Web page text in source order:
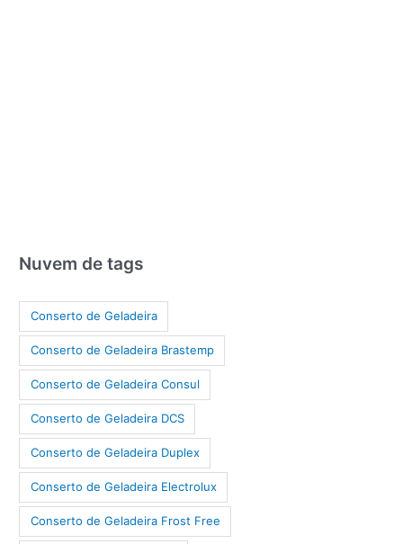
Nuvem de tags
Conserto de Geladeira
Conserto de Geladeira Brastemp
Conserto de Geladeira Consul
Conserto de Geladeira DCS
Conserto de Geladeira Duplex
Conserto de Geladeira Electrolux
Conserto de Geladeira Frost Free